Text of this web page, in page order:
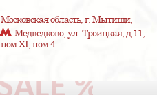
Московская область, г. Мытищи,
Медведково, ул. Троицкая, д.11,
пом.XI, пом.4